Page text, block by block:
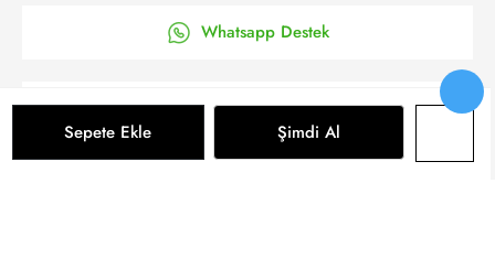
Sepete Ekle Şimdi Al
Whatsapp Destek
’a Kolay Başvuru